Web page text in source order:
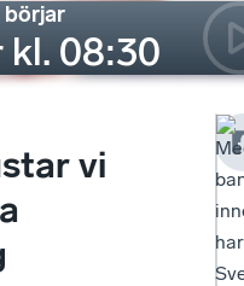
börjar
kl. 08:30
vi
har